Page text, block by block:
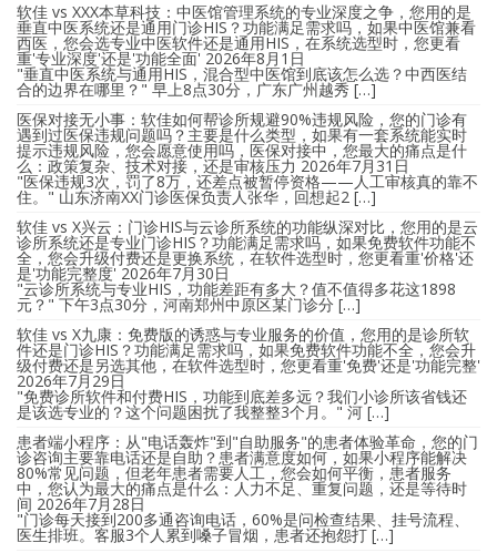
软佳 vs XXX本草科技：中医馆管理系统的专业深度之争，您用的是
垂直中医系统还是通用门诊HIS？功能满足需求吗，如果中医馆兼看
西医，您会选专业中医软件还是通用HIS，在系统选型时，您更看
重'专业深度'还是'功能全面' 2026年8月1日
"垂直中医系统与通用HIS，混合型中医馆到底该怎么选？中西医结
合的边界在哪里？" 早上8点30分，广东广州越秀 […]
医保对接无小事：软佳如何帮诊所规避90%违规风险，您的门诊有
遇到过医保违规问题吗？主要是什么类型，如果有一套系统能实时
提示违规风险，您会愿意使用吗，医保对接中，您最大的痛点是什
么：政策复杂、技术对接，还是审核压力 2026年7月31日
"医保违规3次，罚了8万，还差点被暂停资格——人工审核真的靠不
住。" 山东济南XX门诊医保负责人张华，回想起2 […]
软佳 vs X兴云：门诊HIS与云诊所系统的功能纵深对比，您用的是云
诊所系统还是专业门诊HIS？功能满足需求吗，如果免费软件功能不
全，您会升级付费还是更换系统，在软件选型时，您更看重'价格'还
是'功能完整度' 2026年7月30日
"云诊所系统与专业HIS，功能差距有多大？值不值得多花这1898
元？" 下午3点30分，河南郑州中原区某门诊分 […]
软佳 vs X九康：免费版的诱惑与专业服务的价值，您用的是诊所软
件还是门诊HIS？功能满足需求吗，如果免费软件功能不全，您会升
级付费还是另选其他，在软件选型时，您更看重'免费'还是'功能完整'
2026年7月29日
"免费诊所软件和付费HIS，功能到底差多远？我们小诊所该省钱还
是该选专业的？这个问题困扰了我整整3个月。" 河 […]
患者端小程序：从"电话轰炸"到"自助服务"的患者体验革命，您的门
诊咨询主要靠电话还是自助？患者满意度如何，如果小程序能解决
80%常见问题，但老年患者需要人工，您会如何平衡，患者服务
中，您认为最大的痛点是什么：人力不足、重复问题，还是等待时
间 2026年7月28日
"门诊每天接到200多通咨询电话，60%是问检查结果、挂号流程、
医生排班。客服3个人累到嗓子冒烟，患者还抱怨打 […]